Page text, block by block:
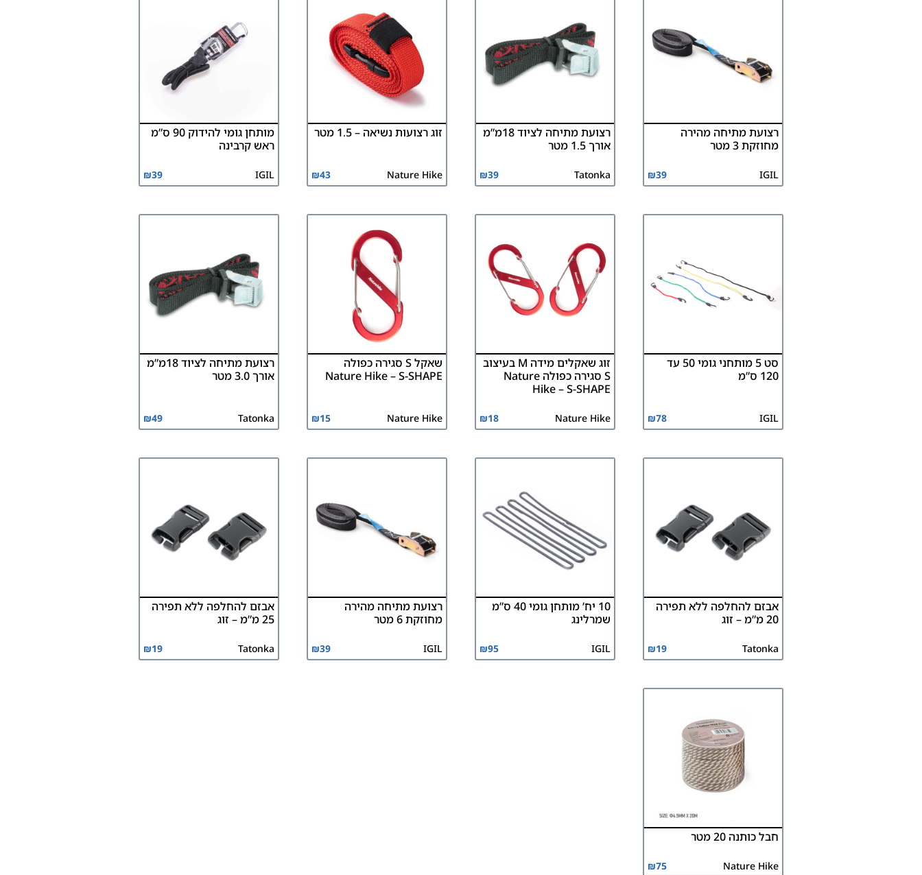
רצועת מתיחה מהירה
מחוזקת 3 מטר
IGIL
₪39
רצועת מתיחה לציוד 18מ”מ
אורך 1.5 מטר
Tatonka
₪39
זוג רצועות נשיאה – 1.5 מטר
Nature Hike
₪43
מותחן גומי להידוק 90 ס”מ
ראש קרבינה
IGIL
₪39
סט 5 מותחני גומי 50 עד
120 ס”מ
IGIL
₪78
זוג שאקלים מידה M בעיצוב
S סגירה כפולה Nature
Hike – S-SHAPE
Nature Hike
₪18
שאקל S סגירה כפולה
Nature Hike – S-SHAPE
Nature Hike
₪15
רצועת מתיחה לציוד 18מ”מ
אורך 3.0 מטר
Tatonka
₪49
אבזם להחלפה ללא תפירה
20 מ”מ – זוג
Tatonka
₪19
10 יח’ מותחן גומי 40 ס”מ
שמרלינג
IGIL
₪95
רצועת מתיחה מהירה
מחוזקת 6 מטר
IGIL
₪39
אבזם להחלפה ללא תפירה
25 מ”מ – זוג
Tatonka
₪19
חבל כותנה 20 מטר
Nature Hike
₪75